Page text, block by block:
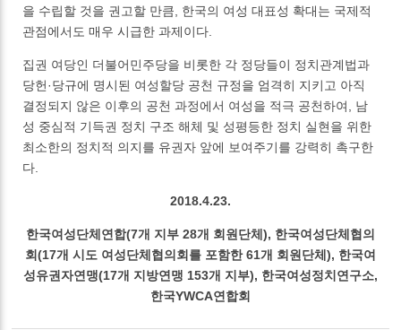
을 수립할 것을 권고할 만큼, 한국의 여성 대표성 확대는 국제적
관점에서도 매우 시급한 과제이다.
집권 여당인 더불어민주당을 비롯한 각 정당들이 정치관계법과
당헌·당규에 명시된 여성할당 공천 규정을 엄격히 지키고 아직
결정되지 않은 이후의 공천 과정에서 여성을 적극 공천하여, 남
성 중심적 기득권 정치 구조 해체 및 성평등한 정치 실현을 위한
최소한의 정치적 의지를 유권자 앞에 보여주기를 강력히 촉구한
다.
2018.4.23.
한국여성단체연합(7개 지부 28개 회원단체), 한국여성단체협의
회(17개 시도 여성단체협의회를 포함한 61개 회원단체), 한국여
성유권자연맹(17개 지방연맹 153개 지부), 한국여성정치연구소,
한국YWCA연합회